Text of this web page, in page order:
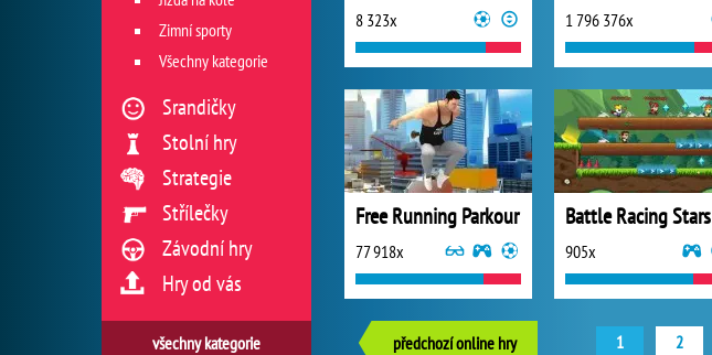
8 323x 1 796 376x
Free Running Parkour
77 918x
Battle Racing Stars
905x
předchozí online hry 1 2
Zimní sporty
Všechny kategorie
Srandičky
Stolní hry
Strategie
Střílečky
Závodní hry
Hry od vás
všechny kategorie